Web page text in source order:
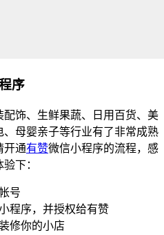
序
饰、生鲜果蔬、日用百货、美
母婴亲子等行业有了非常成熟
开通有赞微信小程序的流程，感
下：
号
程序，并授权给有赞
修你的小店